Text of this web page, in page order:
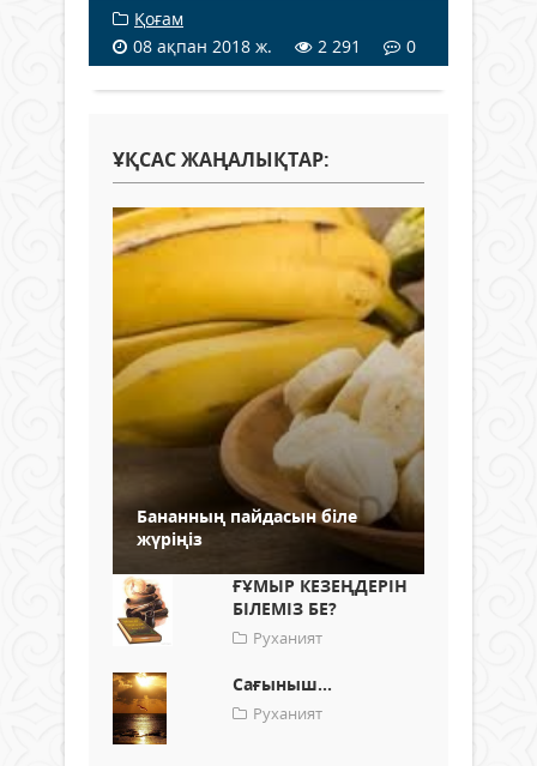
Қоғам
08 ақпан 2018 ж.
2 291 0
ҰҚСАС ЖАҢАЛЫҚТАР:
Бананның пайдасын біле
жүріңіз
ҒҰМЫР КЕЗЕҢДЕРІН
БІЛЕМІЗ БЕ?
Руханият
Сағыныш...
Руханият